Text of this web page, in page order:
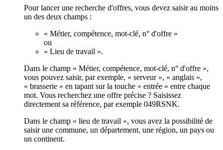
Pour lancer une recherche d'offres, vous devez saisir au moins
un des deux champs :
« Métier, compétence, mot-clé, n° d'offre »
ou
« Lieu de travail ».
Dans le champ « Métier, compétence, mot-clé, n° d'offre »,
vous pouvez saisir, par exemple, « serveur », « anglais »,
« brasserie » en tapant sur la touche « entrée » entre chaque
mot. Vous recherchez une offre précise ? Saisissez
directement sa référence, par exemple 049RSNK.
Dans le champ « lieu de travail », vous avez la possibilité de
saisir une commune, un département, une région, un pays ou
un continent.